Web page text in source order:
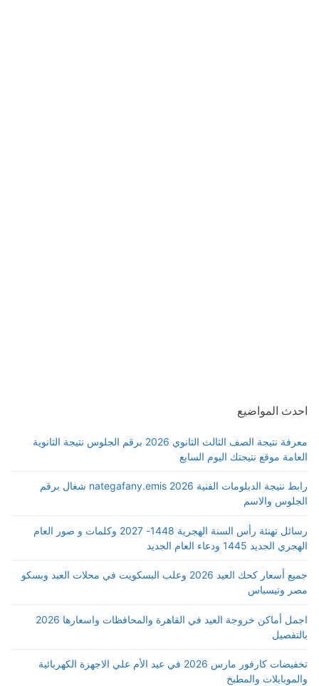
احدث المواضيع
معرفة نتيجة الصف الثالث الثانوي 2026 برقم الجلوس نتيجة الثانوية
العامة موقع نتيجتك اليوم السابع
رابط نتيجة الدبلومات الفنية 2026 nategafany.emis شغال برقم
الجلوس والاسم
رسائل تهنئة رأس السنة الهجرية 1448- 2027 وكلمات و صور العام
الهجري الجديد 1445 ودعاء العام الجديد
جميع أسعار كحك العيد 2026 وعلب البسكويت في محلات العبد وبسكو
مصر وتيسباس
اجمل أماكن خروجة العيد في القاهرة والمحافظات واسعارها 2026
بالتفصيل
تخفيضات كارفور مارس 2026 في عيد الأم علي الاجهزة الكهربائية
والموبايلات والمطبخ